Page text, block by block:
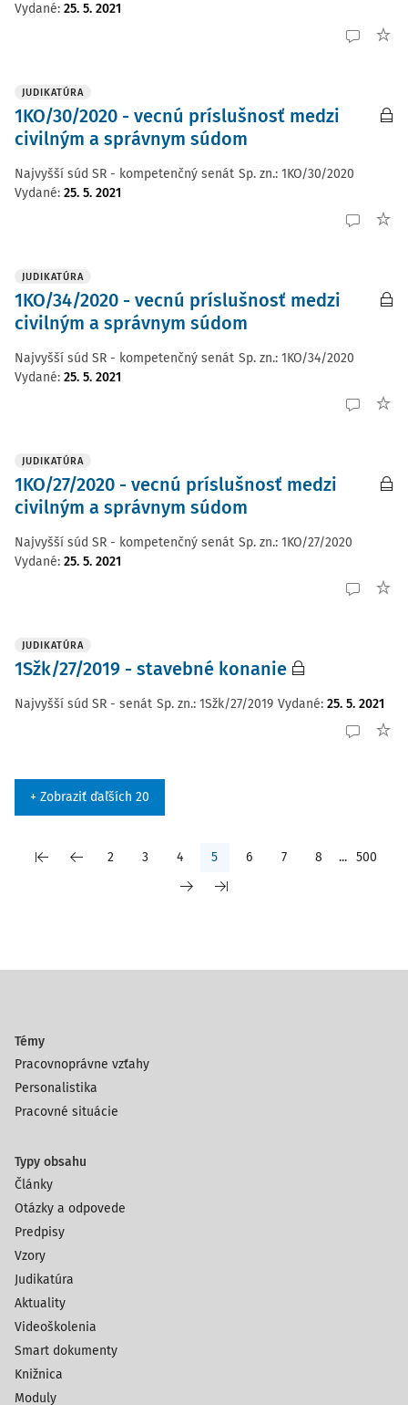
Vydané: 25. 5. 2021
JUDIKATÚRA
1KO/30/2020 - vecnú príslušnosť medzi
civilným a správnym súdom
Najvyšší súd SR - kompetenčný senát Sp. zn.: 1KO/30/2020
Vydané: 25. 5. 2021
JUDIKATÚRA
1KO/34/2020 - vecnú príslušnosť medzi
civilným a správnym súdom
Najvyšší súd SR - kompetenčný senát Sp. zn.: 1KO/34/2020
Vydané: 25. 5. 2021
JUDIKATÚRA
1KO/27/2020 - vecnú príslušnosť medzi
civilným a správnym súdom
Najvyšší súd SR - kompetenčný senát Sp. zn.: 1KO/27/2020
Vydané: 25. 5. 2021
JUDIKATÚRA
1Sžk/27/2019 - stavebné konanie
Najvyšší súd SR - senát Sp. zn.: 1Sžk/27/2019 Vydané: 25. 5. 2021
+ Zobraziť ďaľších 20
2 3 4 5 6 7 8 ... 500
Témy
Pracovnoprávne vzťahy
Personalistika
Pracovné situácie
Typy obsahu
Články
Otázky a odpovede
Predpisy
Vzory
Judikatúra
Aktuality
Videoškolenia
Smart dokumenty
Knižnica
Moduly